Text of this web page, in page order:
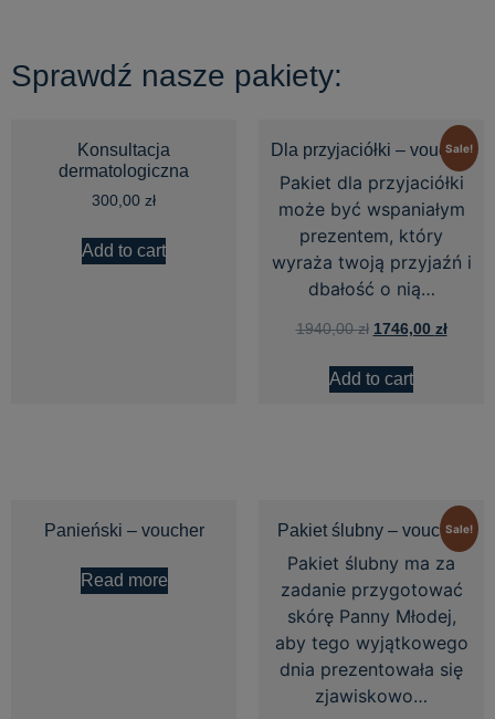
Sprawdź nasze pakiety:
Konsultacja
dermatologiczna
300,00 zł
Add to cart
Sale!
Dla przyjaciółki – voucher
Pakiet dla przyjaciółki
może być wspaniałym
prezentem, który
wyraża twoją przyjaźń i
dbałość o nią…
1940,00zł 1746,00 zł
Add to cart
Panieński – voucher
Read more
Sale!
Pakiet ślubny – voucher
Pakiet ślubny ma za
zadanie przygotować
skórę Panny Młodej,
aby tego wyjątkowego
dnia prezentowała się
zjawiskowo…